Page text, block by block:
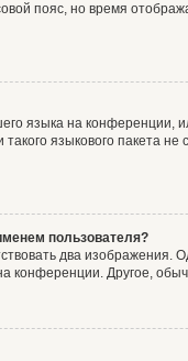
пояс, но время
языка на конференции,
такого языкового пакета
пользователя?
два изображения.
конференции. Другое,